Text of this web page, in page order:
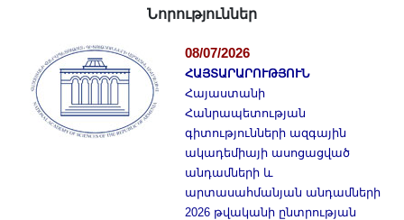
Տեսադարան
Վեբ ռեսուրսներ
Այլ ակադեմիաներ
«Գիտության աշխարհում»
Նորություններ
08/07/2026
ՀԱՅՏԱՐԱՐՈՒԹՅՈՒՆ
Հայաստանի
Հանրապետության
գիտությունների ազգային
ակադեմիայի ասոցացված
անդամների և
արտասահմանյան անդամների
2026 թվականի ընտրության